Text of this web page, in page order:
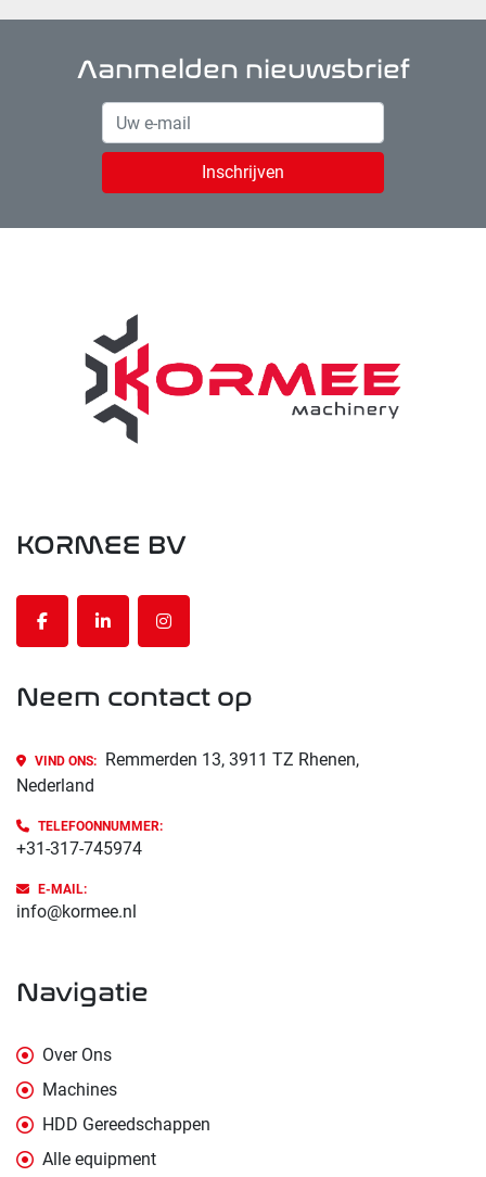
Aanmelden nieuwsbrief
Inschrijven
KORMEE BV
facebooklinkedininstagram
Neem contact op
VIND ONS:
Remmerden 13, 3911 TZ Rhenen,
Nederland
TELEFOONNUMMER:
+31-317-745974
E-MAIL:
info@kormee.nl
navigatie
Over Ons
Machines
HDD Gereedschappen
Alle equipment